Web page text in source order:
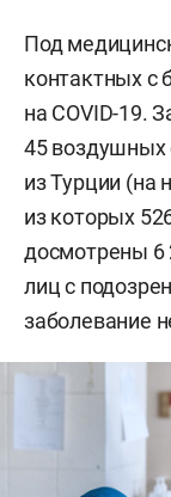
Под
контактных с
на COVID-19.
45 воздушных
из Турции (на
из которых
досмотрены 6
лиц с
заболевание